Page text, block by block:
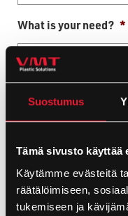
Suostumus
Tämä sivusto käyttää
Käytämme evästeitä
räätälöimiseen,
tukemiseen ja
What is your need? *
Attachment
Max filstorlek: 128 MB.